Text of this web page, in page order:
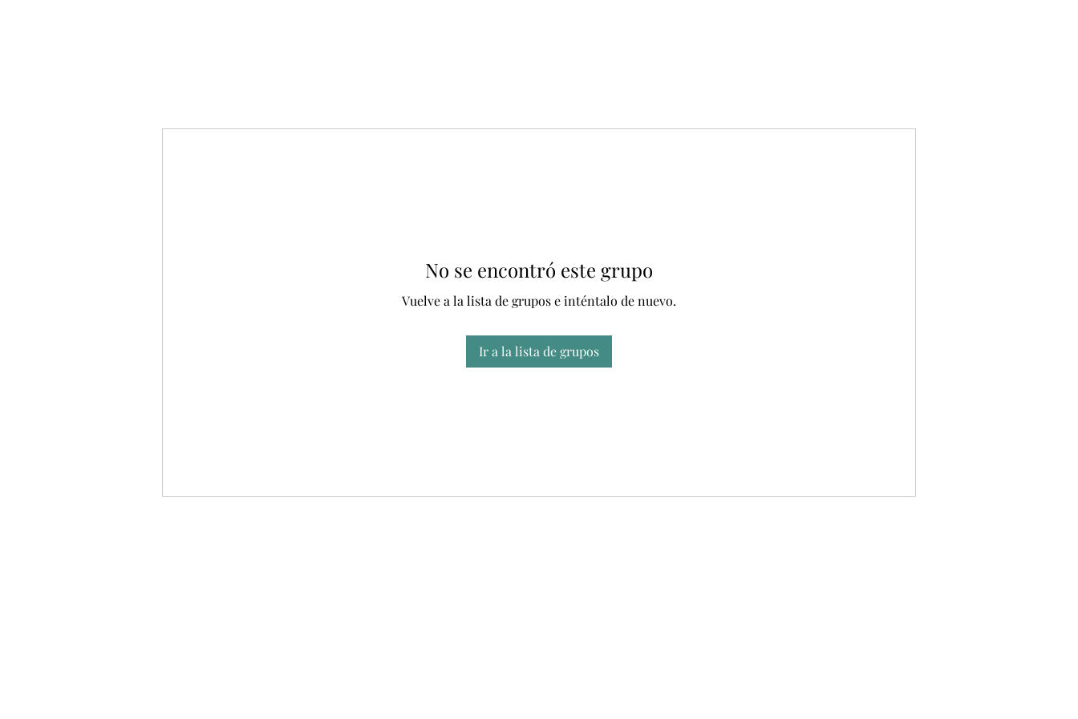
No se encontró este grupo
Vuelve a la lista de grupos e inténtalo de nuevo.
Ir a la lista de grupos